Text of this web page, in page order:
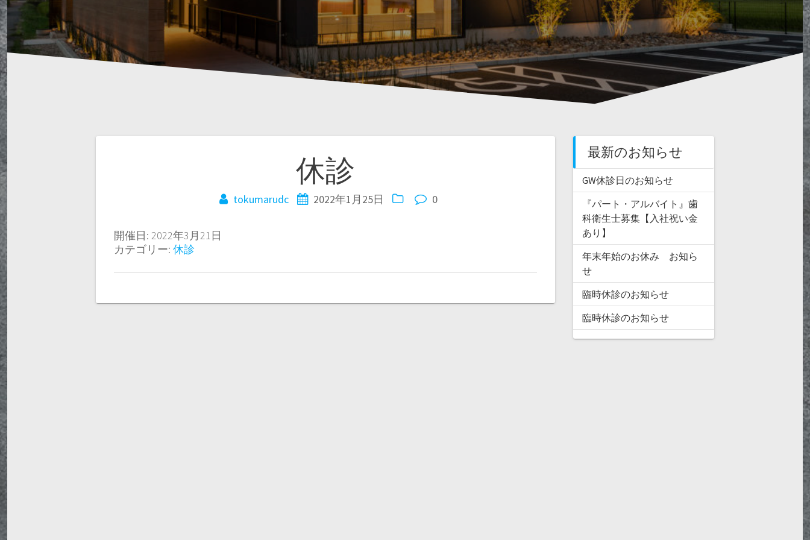
休診
tokumarudc 2022年1月25日 0
開催日: 2022年3月21日
カテゴリー: 休診
最新のお知らせ
GW休診日のお知らせ
『パート・アルバイト』歯
科衛生士募集【入社祝い金
あり】
年末年始のお休み お知ら
せ
臨時休診のお知らせ
臨時休診のお知らせ